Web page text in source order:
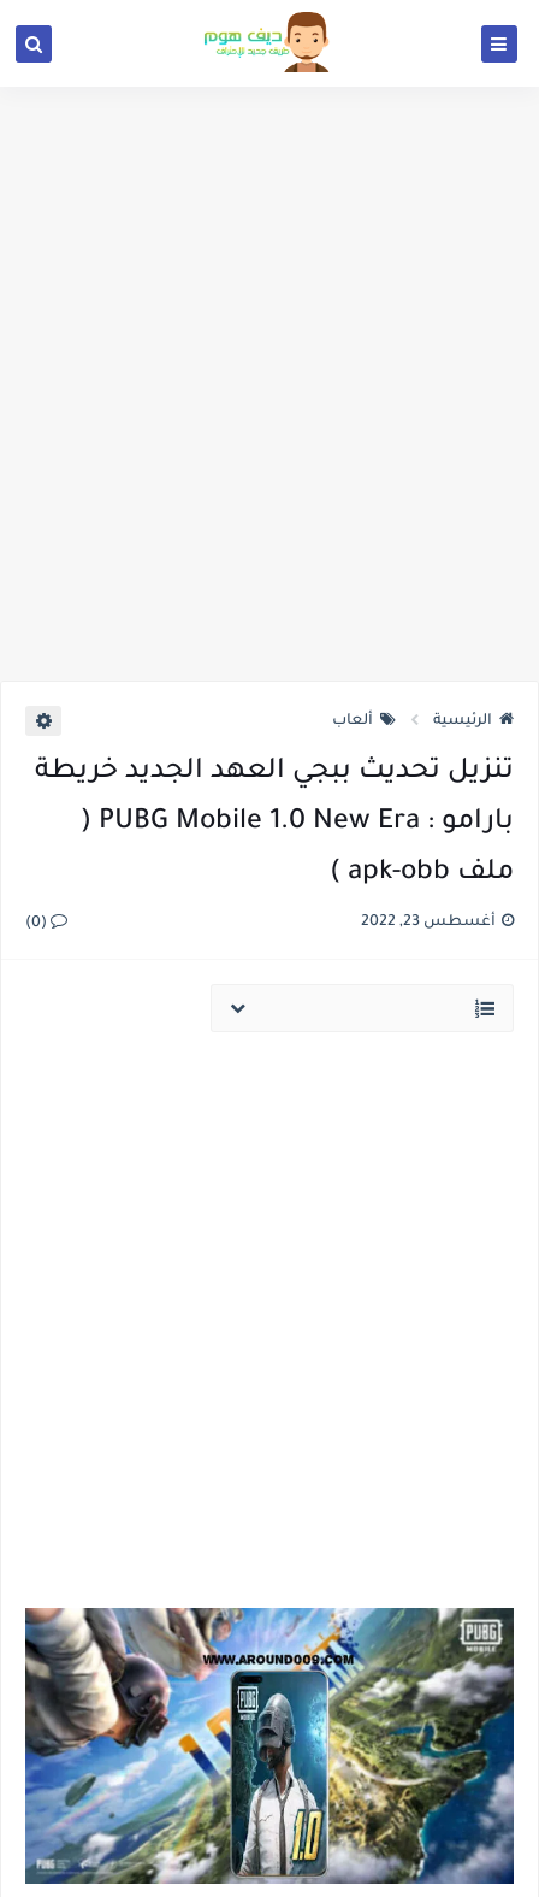
الرئيسية ألعاب
تنزيل تحديث ببجي العهد الجديد خريطة
بارامو : PUBG Mobile 1.0 New Era (
ملف apk-obb )
أغسطس 23, 2022 (0)